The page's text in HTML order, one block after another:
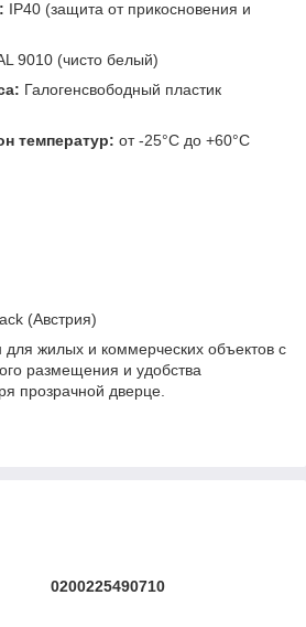
IP40 (защита от прикосновения и
9010 (чисто белый)
Галогенсвободный пластик
температур: от -25°C до +60°C
(Австрия)
для жилых и коммерческих объектов с
размещения и удобства
прозрачной дверце.
0200225490710